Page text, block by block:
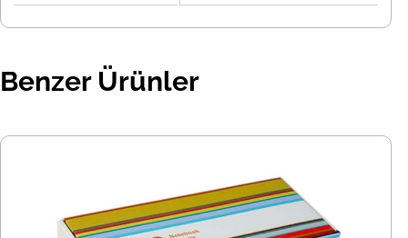
Benzer Ürünler